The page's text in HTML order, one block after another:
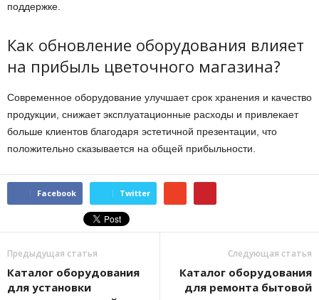
поддержке.
Как обновление оборудования влияет
на прибыль цветочного магазина?
Современное оборудование улучшает срок хранения и качество
продукции, снижает эксплуатационные расходы и привлекает
больше клиентов благодаря эстетичной презентации, что
положительно сказывается на общей прибыльности.
Facebook Twitter
Предыдущая статья
Каталог оборудования
для установки
Следующая статья
Каталог оборудования
для ремонта бытовой